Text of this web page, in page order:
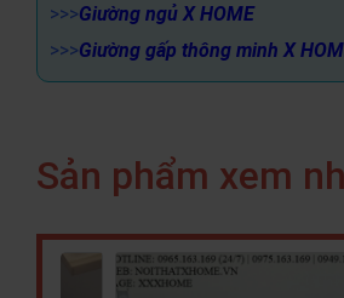
>>>Giường ngủ X HOME
>>>Giường gấp thông minh X
Sản phẩm xem